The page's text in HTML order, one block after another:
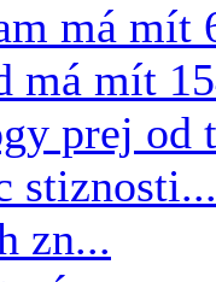
má
má mít
prej od
zn...